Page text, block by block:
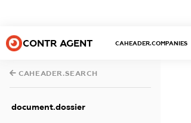
CONTR AGENT CAHEADER.COMPANIES
CAHEADER.SEARCH
document.dossier